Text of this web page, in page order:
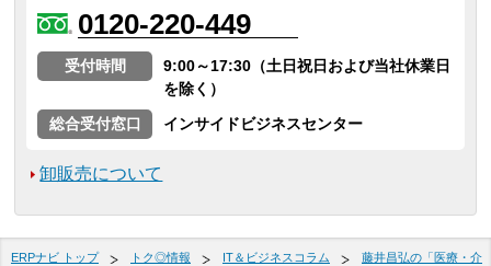
0120-220-449
受付時間
9:00～17:30（土日祝日および当社休業日
を除く）
総合受付窓口
インサイドビジネスセンター
卸販売について
ERPナビ トップ トク◎情報 IT＆ビジネスコラム
藤井昌弘の「医療・介